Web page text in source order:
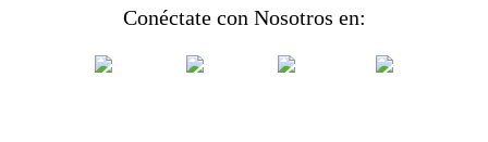
Conéctate con Nosotros en: